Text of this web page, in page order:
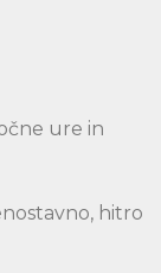
ure in
hitro